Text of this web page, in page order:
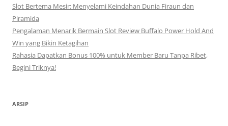
Slot Bertema Mesir: Menyelami Keindahan Dunia Firaun dan
Piramida
Pengalaman Menarik Bermain Slot Review Buffalo Power Hold And
Win yang Bikin Ketagihan
Rahasia Dapatkan Bonus 100% untuk Member Baru Tanpa Ribet,
Begini Triknya!
ARSIP